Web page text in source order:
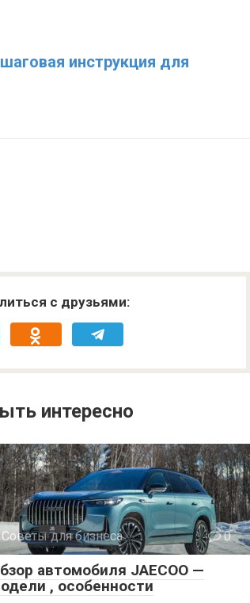
инструкция для
с друзьями:
интересно
Советы для бизнеса 0
автомобиля JAECOO —
, особенности